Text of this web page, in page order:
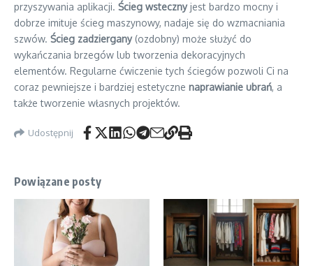
przyszywania aplikacji. Ścieg wstecznyjest bardzo mocny i
dobrze imituje ścieg maszynowy, nadaje się do wzmacniania
szwów. Ścieg zadziergany(ozdobny) może służyć do
wykańczania brzegów lub tworzenia dekoracyjnych
elementów. Regularne ćwiczenie tych ściegów pozwoli Ci na
coraz pewniejsze i bardziej estetyczne naprawianie ubrań, a
także tworzenie własnych projektów.
Udostępnij
Powiązane posty